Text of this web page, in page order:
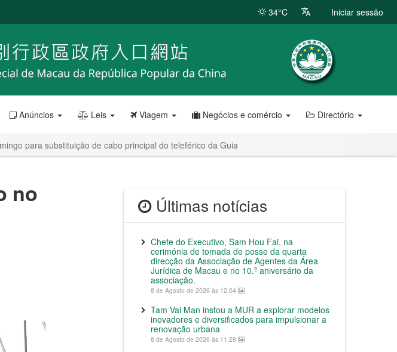
34°C Iniciar sessão
Anúncios Leis Viagem Negócios e comércio Directório
para substituição de cabo principal do teleférico da Guia
no Últimas notícias
Chefe do Executivo, Sam Hou Fai, na
cerimónia de tomada de posse da quarta
direcção da Associação de Agentes da Área
Jurídica de Macau e no 10.º aniversário da
associação.
8 de Agosto de 2026 às 12:04
Tam Vai Man instou a MUR a explorar modelos
inovadores e diversificados para impulsionar a
renovação urbana
8 de Agosto de 2026 às 11:28